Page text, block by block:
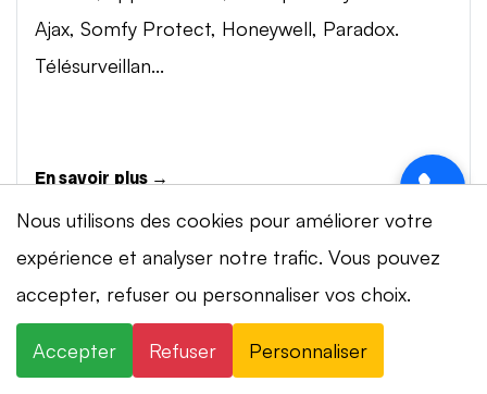
Ajax, Somfy Protect, Honeywell, Paradox.
Télésurveillan...
En savoir plus →
Vidéosurveillance à Mont-Tramelan
Installation de systèmes de vidéosurveillance à
{city} : caméras IP 4K, visionnage smartphone,
Nous utilisons des cookies pour améliorer votre
expérience et analyser notre trafic. Vous pouvez
accepter, refuser ou personnaliser vos choix.
Accepter Refuser Personnaliser